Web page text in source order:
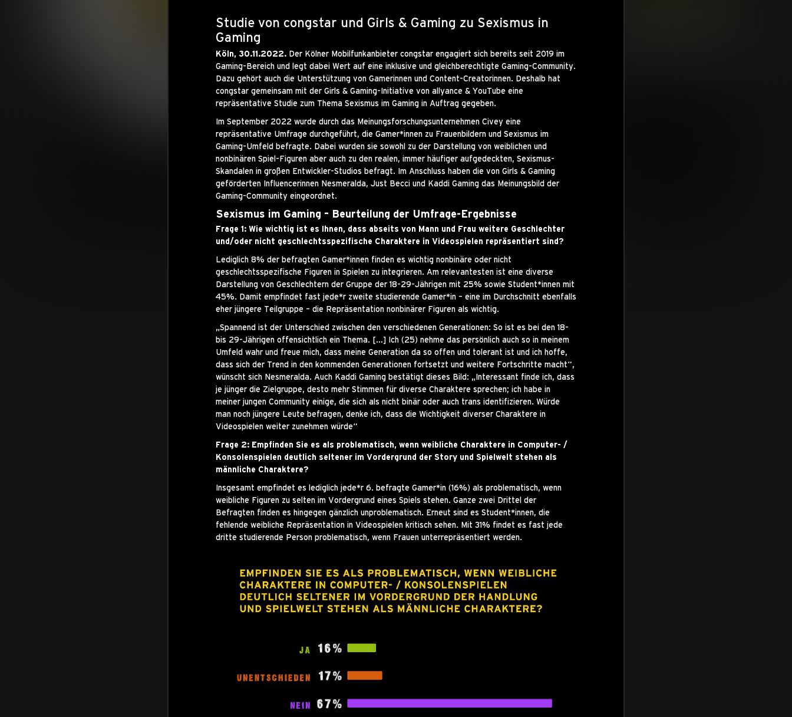
Studie von congstar und Girls & Gaming zu Sexismus in
Gaming
Köln, 30.11.2022. Der Kölner Mobilfunkanbieter congstar engagiert sich bereits seit 2019 im
Gaming-Bereich und legt dabei Wert auf eine inklusive und gleichberechtigte Gaming-Community.
Dazu gehört auch die Unterstützung von Gamerinnen und Content-Creatorinnen. Deshalb hat
congstar gemeinsam mit der Girls & Gaming-Initiative von allyance & YouTube eine
repräsentative Studie zum Thema Sexismus im Gaming in Auftrag gegeben.
Im September 2022 wurde durch das Meinungsforschungsunternehmen Civey eine
repräsentative Umfrage durchgeführt, die Gamer*innen zu Frauenbildern und Sexismus im
Gaming-Umfeld befragte. Dabei wurden sie sowohl zu der Darstellung von weiblichen und
nonbinären Spiel-Figuren aber auch zu den realen, immer häufiger aufgedeckten, Sexismus-
Skandalen in großen Entwickler-Studios befragt. Im Anschluss haben die von Girls & Gaming
geförderten Influencerinnen Nesmeralda, Just Becci und Kaddi Gaming das Meinungsbild der
Gaming-Community eingeordnet.
Sexismus im Gaming – Beurteilung der Umfrage-Ergebnisse
Frage 1: Wie wichtig ist es Ihnen, dass abseits von Mann und Frau weitere Geschlechter
und/oder nicht geschlechtsspezifische Charaktere in Videospielen repräsentiert sind?
Lediglich 8% der befragten Gamer*innen finden es wichtig nonbinäre oder nicht
geschlechtsspezifische Figuren in Spielen zu integrieren. Am relevantesten ist eine diverse
Darstellung von Geschlechtern der Gruppe der 18-29-Jährigen mit 25% sowie Student*innen mit
45%. Damit empfindet fast jede*r zweite studierende Gamer*in – eine im Durchschnitt ebenfalls
eher jüngere Teilgruppe – die Repräsentation nonbinärer Figuren als wichtig.
„Spannend ist der Unterschied zwischen den verschiedenen Generationen: So ist es bei den 18-
bis 29-Jährigen offensichtlich ein Thema. […] Ich (25) nehme das persönlich auch so in meinem
Umfeld wahr und freue mich, dass meine Generation da so offen und tolerant ist und ich hoffe,
dass sich der Trend in den kommenden Generationen fortsetzt und weitere Fortschritte macht“,
wünscht sich Nesmeralda. Auch Kaddi Gaming bestätigt dieses Bild: „Interessant finde ich, dass
je jünger die Zielgruppe, desto mehr Stimmen für diverse Charaktere sprechen; ich habe in
meiner jungen Community einige, die sich als nicht binär oder auch trans identifizieren. Würde
man noch jüngere Leute befragen, denke ich, dass die Wichtigkeit diverser Charaktere in
Videospielen weiter zunehmen würde“
Frage 2: Empfinden Sie es als problematisch, wenn weibliche Charaktere in Computer- /
Konsolenspielen deutlich seltener im Vordergrund der Story und Spielwelt stehen als
männliche Charaktere?
Insgesamt empfindet es lediglich jede*r 6. befragte Gamer*in (16%) als problematisch, wenn
weibliche Figuren zu selten im Vordergrund eines Spiels stehen. Ganze zwei Drittel der
Befragten finden es hingegen gänzlich unproblematisch. Erneut sind es Student*innen, die
fehlende weibliche Repräsentation in Videospielen kritisch sehen. Mit 31% findet es fast jede
dritte studierende Person problematisch, wenn Frauen unterrepräsentiert werden.